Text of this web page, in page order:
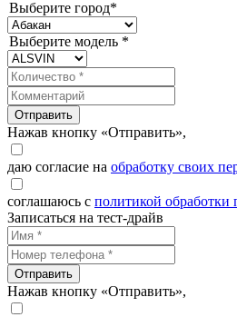
Выберите город*
Выберите модель *
Отправить
Нажав кнопку «Отправить»,
даю согласие на обработку своих
соглашаюсь с политикой
Записаться на тест-драйв
Отправить
Нажав кнопку «Отправить»,